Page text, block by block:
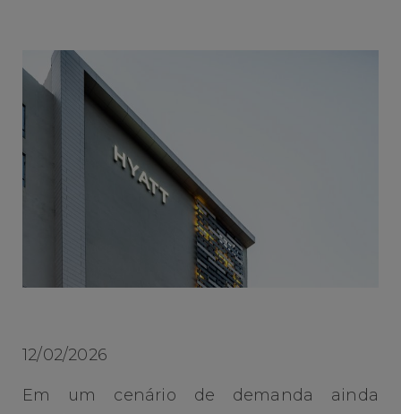
12/02/2026
Em um cenário de demanda ainda